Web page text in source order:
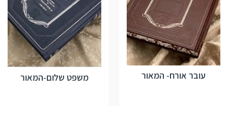
עובר אורח- המאור משפט שלום-המאור